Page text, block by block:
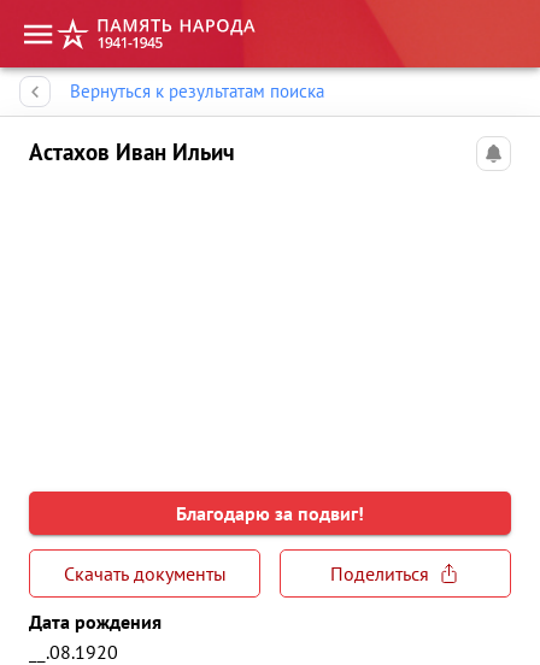
Вернуться к результатам поиска
Астахов Иван Ильич
Благодарю за подвиг!
Скачать документы
Поделиться
Дата рождения
__.08.1920
Память народа